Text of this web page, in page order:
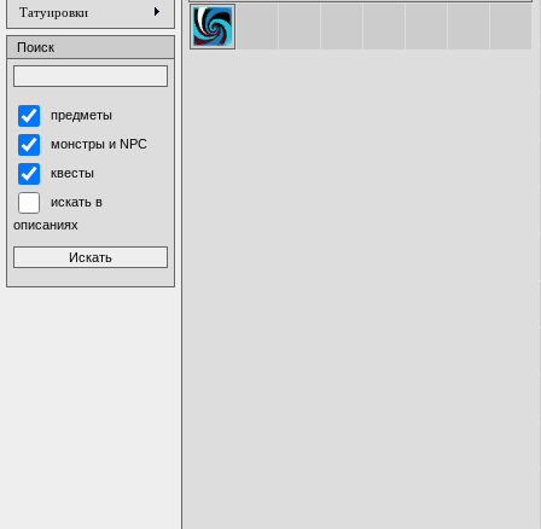
Татуировки
Поиск
предметы
монстры и NPC
квесты
искать в
описаниях